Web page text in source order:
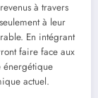
à travers
à leur
En intégrant
faire face aux
énergétique
actuel.